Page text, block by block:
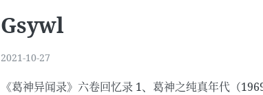
Gsywl
2021-10-27
《葛神异闻录》六卷回忆录 1、葛神之纯真年代（